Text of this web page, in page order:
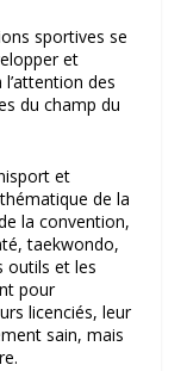
sportives se
et
des
du champ du
et
de la
la convention,
taekwondo,
outils et les
pour
licenciés, leur
sain, mais